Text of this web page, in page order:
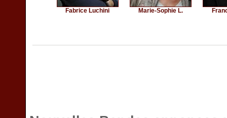
Fabrice Luchini Marie-Sophie L.